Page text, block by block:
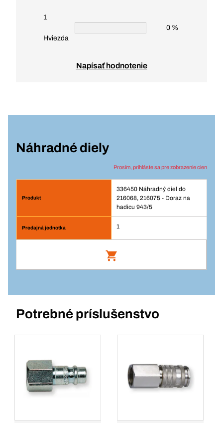
1
Hviezda
0 %
Napísať hodnotenie
Náhradné diely
Prosím, prihláste sa pre zobrazenie cien
336450 Náhradný diel do
216068, 216075 - Doraz na
hadicu 943/5
1
na hadicu 943/5
Prihlásenie
Potrebné príslušenstvo